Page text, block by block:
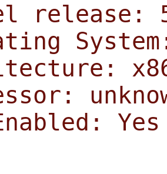
release:
Yes